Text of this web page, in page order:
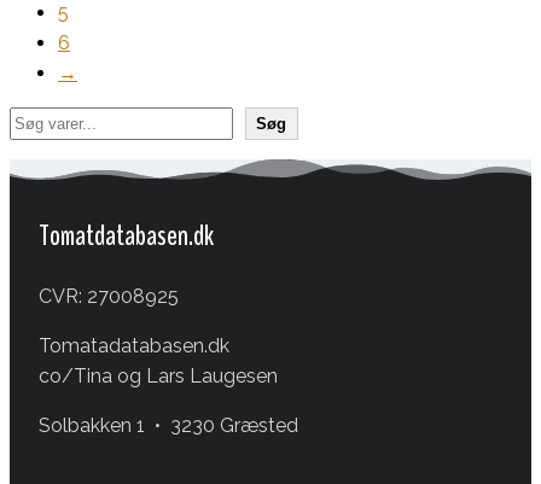
5
6
→
Søg Søg
Tomatdatabasen.dk
CVR: 27008925
Tomatadatabasen.dk
co/Tina og Lars Laugesen
Solbakken 1 • 3230 Græsted